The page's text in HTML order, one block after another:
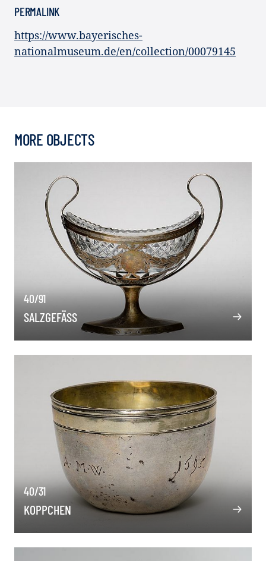
PERMALINK
https://www.bayerisches-
nationalmuseum.de/en/collection/00079145
MORE OBJECTS
40/91
SALZGEFÄSS
40/31
KOPPCHEN